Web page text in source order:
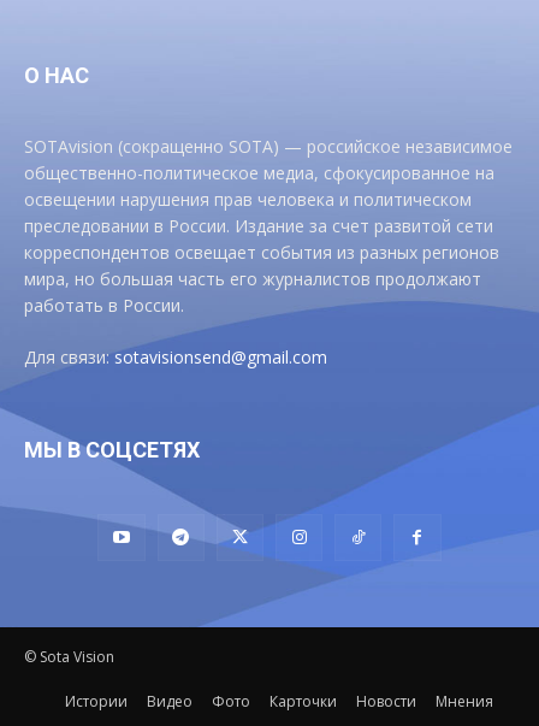
О НАС
SOTAvision (сокращенно SOTA) — российское независимое
общественно-политическое медиа, сфокусированное на
освещении нарушения прав человека и политическом
преследовании в России. Издание за счет развитой сети
корреспондентов освещает события из разных регионов
мира, но большая часть его журналистов продолжают
работать в России.
Для связи:sotavisionsend@gmail.com
МЫ В СОЦСЕТЯХ
© Sota Vision
Истории Видео Фото Карточки Новости Мнения